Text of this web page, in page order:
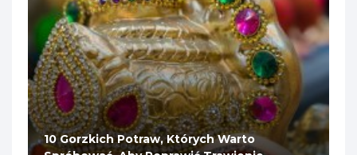
10 Gorzkich Potraw, Których Warto